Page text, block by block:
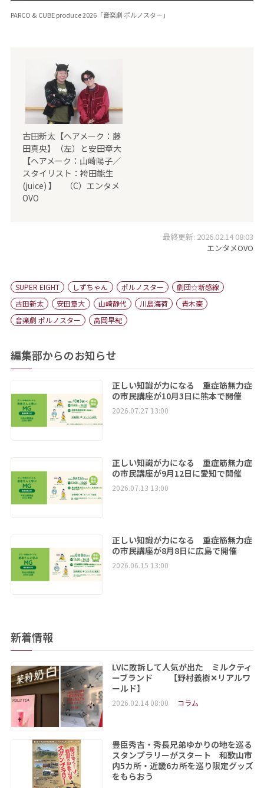
PARCO & CUBE produce 2026「音楽劇 ポルノスター」
古田新太【ヘアメーク：藤
田真央】（左）と安田章大
【ヘアメーク：山崎陽子／
スタイリスト：袴田能生
(juice) 】 （C）エンタメ
OVO
最終更新: 2026.02.14 08:03
エンタメOVO
SUPER EIGHT しずちゃん ポルノスター
劇団☆新感線
古田新太
安田章大 山崎静代 川島海荷
青木豪
音楽劇 ポルノスター
高岡早紀
編集部からのお知らせ
正しい知識が力になる 重症筋無力症
の市民講座が10月3日に熊本で開催
2026.07.27 13:00
正しい知識が力になる 重症筋無力症
の市民講座が9月12日に愛知で開催
2026.07.13 13:00
正しい知識が力になる 重症筋無力症
の市民講座が8月8日に広島で開催
2026.06.15 13:00
新着情報
LVに敗訴して人気が出た ミルクティ
ーブランド 【野村義樹✕リアルワ
ールド】
2026.02.14 08:00 コラム
豊臣秀吉・秀長兄弟ゆかりの地を巡る
スタンプラリーがスタート 和歌山市
内5カ所・近畿6カ所を巡り限定グッズ
をもらおう